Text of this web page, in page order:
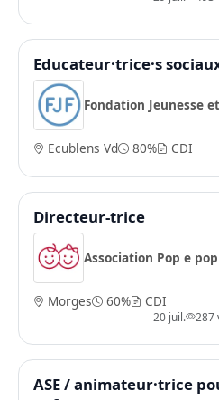
Educateur·trice·s
Fondation Jeunesse
Ecublens Vd 80% CDI
Directeur-trice
Association Pop e
Morges 60% CDI
20 juil. 287
ASE / animateur·trice